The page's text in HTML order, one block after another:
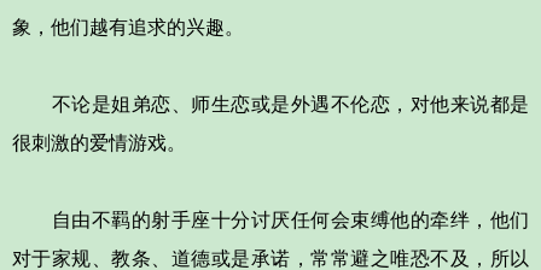
象，他们越有追求的兴趣。
不论是姐弟恋、师生恋或是外遇不伦恋，对他来说都是
很刺激的爱情游戏。
自由不羁的射手座十分讨厌任何会束缚他的牵绊，他们
对于家规、教条、道德或是承诺，常常避之唯恐不及，所以